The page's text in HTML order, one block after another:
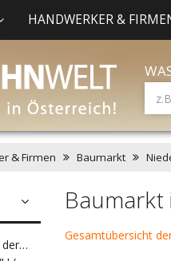
HANDWERKER &
& Firmen Baumarkt
Baumarkt
Gesamtübersicht
(14)